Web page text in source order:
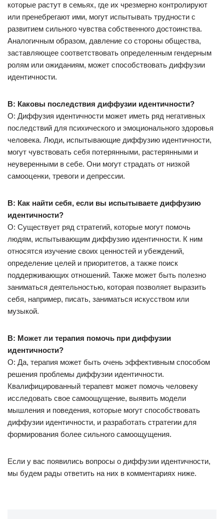
которые растут в семьях, где их чрезмерно контролируют
или пренебрегают ими, могут испытывать трудности с
развитием сильного чувства собственного достоинства.
Аналогичным образом, давление со стороны общества,
заставляющее соответствовать определенным гендерным
ролям или ожиданиям, может способствовать диффузии
идентичности.
В: Каковы последствия диффузии идентичности?
О: Диффузия идентичности может иметь ряд негативных
последствий для психического и эмоционального здоровья
человека. Люди, испытывающие диффузию идентичности,
могут чувствовать себя потерянными, растерянными и
неуверенными в себе. Они могут страдать от низкой
самооценки, тревоги и депрессии.
В: Как найти себя, если вы испытываете диффузию
идентичности?
О: Существует ряд стратегий, которые могут помочь
людям, испытывающим диффузию идентичности. К ним
относятся изучение своих ценностей и убеждений,
определение целей и приоритетов, а также поиск
поддерживающих отношений. Также может быть полезно
заниматься деятельностью, которая позволяет выразить
себя, например, писать, заниматься искусством или
музыкой.
В: Может ли терапия помочь при диффузии
идентичности?
О: Да, терапия может быть очень эффективным способом
решения проблемы диффузии идентичности.
Квалифицированный терапевт может помочь человеку
исследовать свое самоощущение, выявить модели
мышления и поведения, которые могут способствовать
диффузии идентичности, и разработать стратегии для
формирования более сильного самоощущения.
Если у вас появились вопросы о диффузии идентичности,
мы будем рады ответить на них в комментариях ниже.